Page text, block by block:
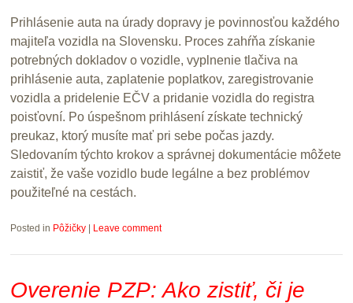
Prihlásenie auta na úrady dopravy je povinnosťou každého
majiteľa vozidla na Slovensku. Proces zahŕňa získanie
potrebných dokladov o vozidle, vyplnenie tlačiva na
prihlásenie auta, zaplatenie poplatkov, zaregistrovanie
vozidla a pridelenie EČV a pridanie vozidla do registra
poisťovní. Po úspešnom prihlásení získate technický
preukaz, ktorý musíte mať pri sebe počas jazdy.
Sledovaním týchto krokov a správnej dokumentácie môžete
zaistiť, že vaše vozidlo bude legálne a bez problémov
použiteľné na cestách.
Posted in Pôžičky | Leave comment
Overenie PZP: Ako zistiť, či je